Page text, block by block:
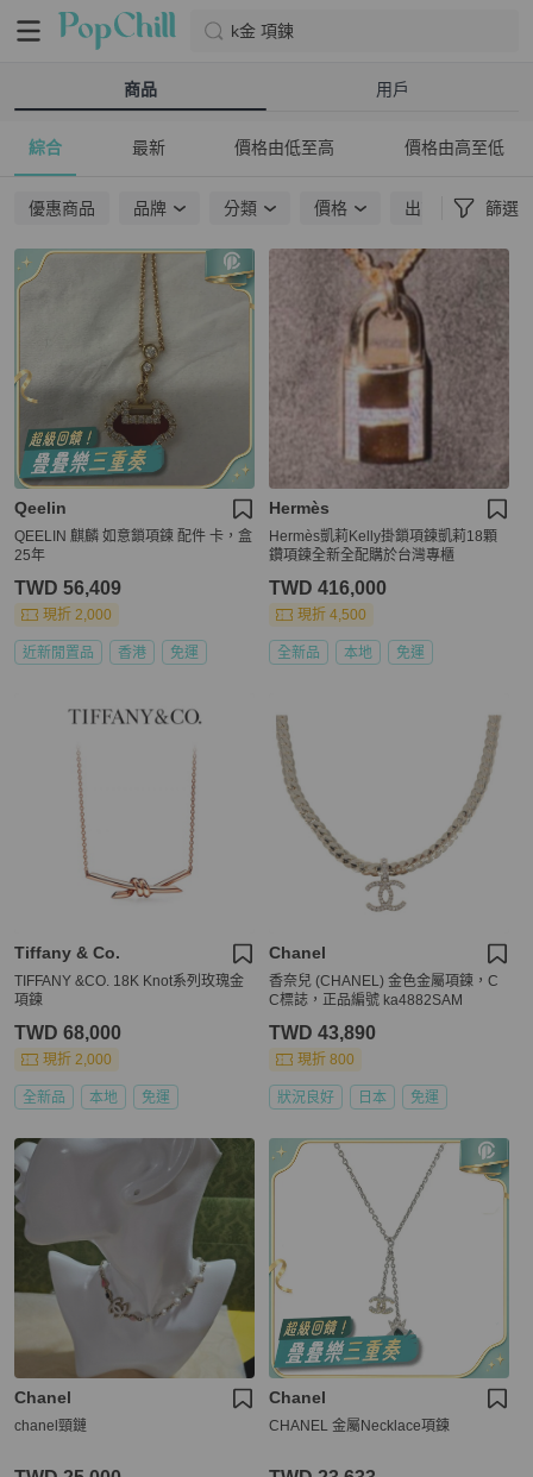
k金 項鍊
商品 用戶
綜合 最新 價格由低至高 價格由高至低
優惠商品 品牌 分類 價格 出貨地點 篩選
Qeelin
QEELIN 麒麟 如意鎖項鍊 配件 卡，盒
25年
TWD 56,409
現折 2,000
近新閒置品 香港 免運
Hermès
Hermès凱莉Kelly掛鎖項鍊凱莉18顆
鑽項鍊全新全配購於台灣專櫃
TWD 416,000
現折 4,500
全新品 本地 免運
Tiffany & Co.
TIFFANY &CO. 18K Knot系列玫瑰金
項鍊
TWD 68,000
現折 2,000
全新品 本地 免運
Chanel
香奈兒 (CHANEL) 金色金屬項鍊，C
C標誌，正品編號 ka4882SAM
TWD 43,890
現折 800
狀況良好 日本 免運
Chanel
chanel頸鏈
Chanel
CHANEL 金屬Necklace項鍊